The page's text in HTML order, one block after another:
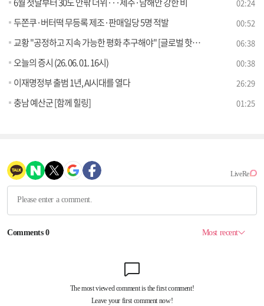
02:24
두쫀쿠·버터떡 무등록 제조·판매일당 5명 적발 00:52
교황 "공정하고 지속 가능한 평화 추구해야" [글로벌 핫이슈] 06:38
오늘의 증시 (26. 06. 01. 16시) 00:38
이재명정부 출범 1년, AI시대를 열다 26:29
충남 예산군 [함께 힐링] 01:25